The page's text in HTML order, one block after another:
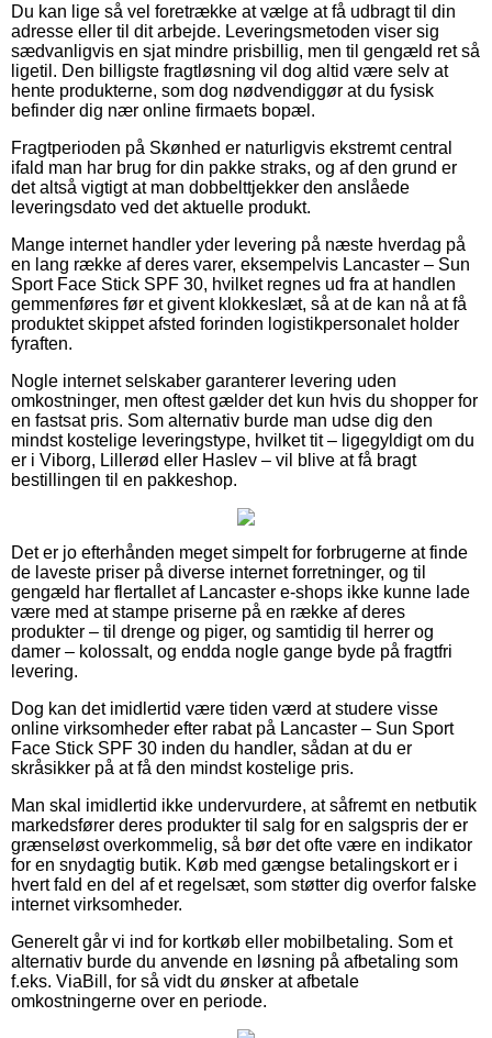
Du kan lige så vel foretrække at vælge at få udbragt til din
adresse eller til dit arbejde. Leveringsmetoden viser sig
sædvanligvis en sjat mindre prisbillig, men til gengæld ret så
ligetil. Den billigste fragtløsning vil dog altid være selv at
hente produkterne, som dog nødvendiggør at du fysisk
befinder dig nær online firmaets bopæl.
Fragtperioden på Skønhed er naturligvis ekstremt central
ifald man har brug for din pakke straks, og af den grund er
det altså vigtigt at man dobbelttjekker den anslåede
leveringsdato ved det aktuelle produkt.
Mange internet handler yder levering på næste hverdag på
en lang række af deres varer, eksempelvis Lancaster – Sun
Sport Face Stick SPF 30, hvilket regnes ud fra at handlen
gemmenføres før et givent klokkeslæt, så at de kan nå at få
produktet skippet afsted forinden logistikpersonalet holder
fyraften.
Nogle internet selskaber garanterer levering uden
omkostninger, men oftest gælder det kun hvis du shopper for
en fastsat pris. Som alternativ burde man udse dig den
mindst kostelige leveringstype, hvilket tit – ligegyldigt om du
er i Viborg, Lillerød eller Haslev – vil blive at få bragt
bestillingen til en pakkeshop.
Det er jo efterhånden meget simpelt for forbrugerne at finde
de laveste priser på diverse internet forretninger, og til
gengæld har flertallet af Lancaster e-shops ikke kunne lade
være med at stampe priserne på en række af deres
produkter – til drenge og piger, og samtidig til herrer og
damer – kolossalt, og endda nogle gange byde på fragtfri
levering.
Dog kan det imidlertid være tiden værd at studere visse
online virksomheder efter rabat på Lancaster – Sun Sport
Face Stick SPF 30 inden du handler, sådan at du er
skråsikker på at få den mindst kostelige pris.
Man skal imidlertid ikke undervurdere, at såfremt en netbutik
markedsfører deres produkter til salg for en salgspris der er
grænseløst overkommelig, så bør det ofte være en indikator
for en snydagtig butik. Køb med gængse betalingskort er i
hvert fald en del af et regelsæt, som støtter dig overfor falske
internet virksomheder.
Generelt går vi ind for kortkøb eller mobilbetaling. Som et
alternativ burde du anvende en løsning på afbetaling som
f.eks. ViaBill, for så vidt du ønsker at afbetale
omkostningerne over en periode.